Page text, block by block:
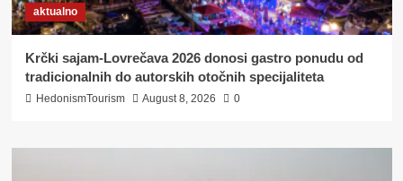
aktualno
Krčki sajam-Lovrečava 2026 donosi gastro ponudu od
tradicionalnih do autorskih otočnih specijaliteta
HedonismTourism August 8, 2026 0